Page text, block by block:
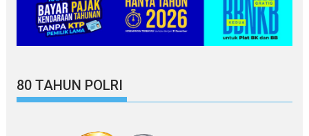
80 TAHUN POLRI